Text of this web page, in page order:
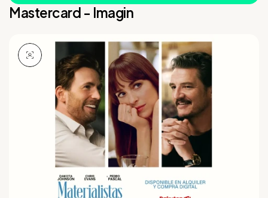
Mastercard - Imagin